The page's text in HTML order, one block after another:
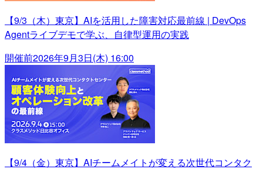
【9/3（木）東京】AIを活用した障害対応最前線 | DevOps
Agentライブデモで学ぶ、自律型運用の実践
開催前2026年9月3日(木) 16:00
【9/4（金）東京】AIチームメイトが変える次世代コンタク